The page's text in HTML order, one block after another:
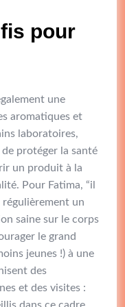
pour
une
aromatiques et
laboratoires,
protéger la santé
un produit à la
Pour Fatima, “il
un
saine sur le corps
le grand
jeunes !) à une
des
et des visites :